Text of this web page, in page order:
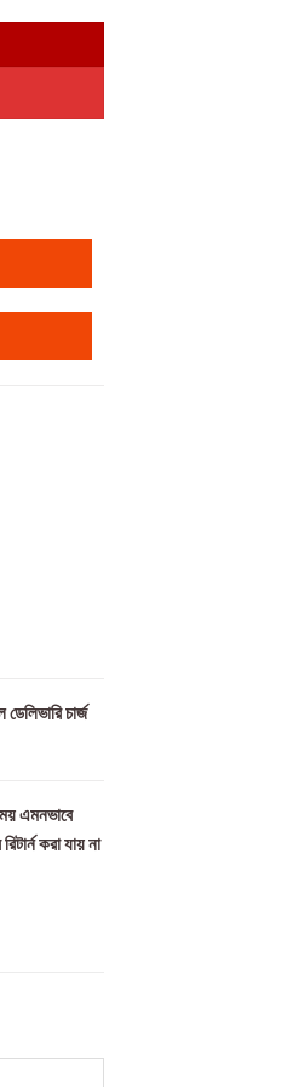
চার্জ
এমনভাবে
করা যায় না